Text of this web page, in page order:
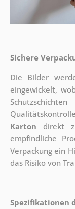
Sichere
Die Bilder
eingewickelt,
Karton direkt
empfindliche
Verpackung ein
das Risiko von
Spezifikationen